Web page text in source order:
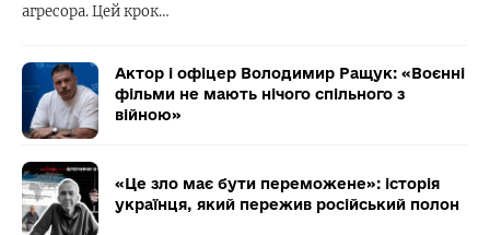
агресора. Цей крок…
Актор і офіцер Володимир Ращук: «Воєнні
фільми не мають нічого спільного з
війною»
«Це зло має бути переможене»: історія
українця, який пережив російський полон